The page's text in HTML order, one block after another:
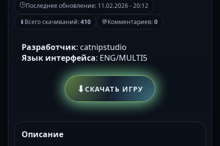
🕒Последнее обновление: 11.02.2026 - 20:12
⬇Всего скачиваний:410 💬Комментариев:0
Разработчик: catnipstudio
Язык интерфейса: ENG/MULTI5
⬇СКАЧАТЬ ИГРУ
Описание